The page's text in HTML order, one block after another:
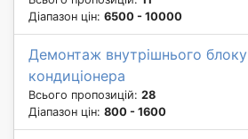
Діапазон цін: 6500 - 10000
Демонтаж внутрішнього блоку
кондиціонера
Всього пропозицій: 28
Діапазон цін: 800 - 1600